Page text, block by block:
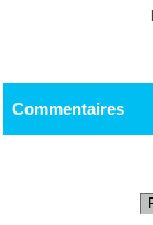
Commentaires